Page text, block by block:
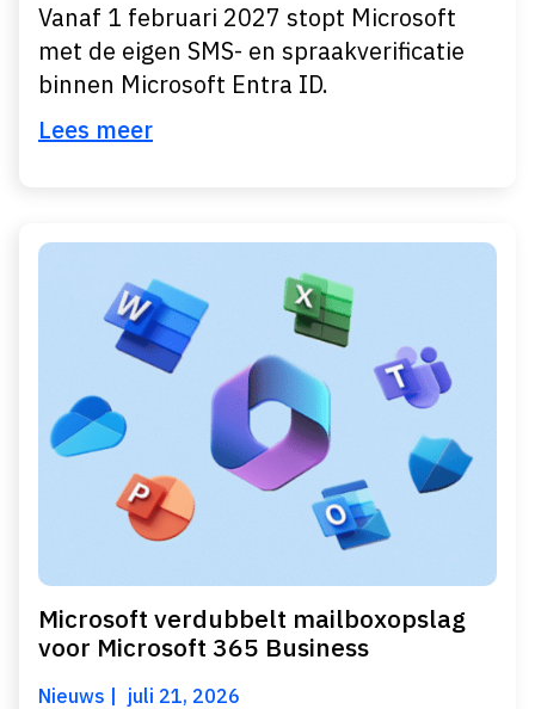
Vanaf 1 februari 2027 stopt Microsoft
met de eigen SMS- en spraakverificatie
binnen Microsoft Entra ID.
Lees meer
Microsoft verdubbelt mailboxopslag
voor Microsoft 365 Business
Nieuws juli 21, 2026